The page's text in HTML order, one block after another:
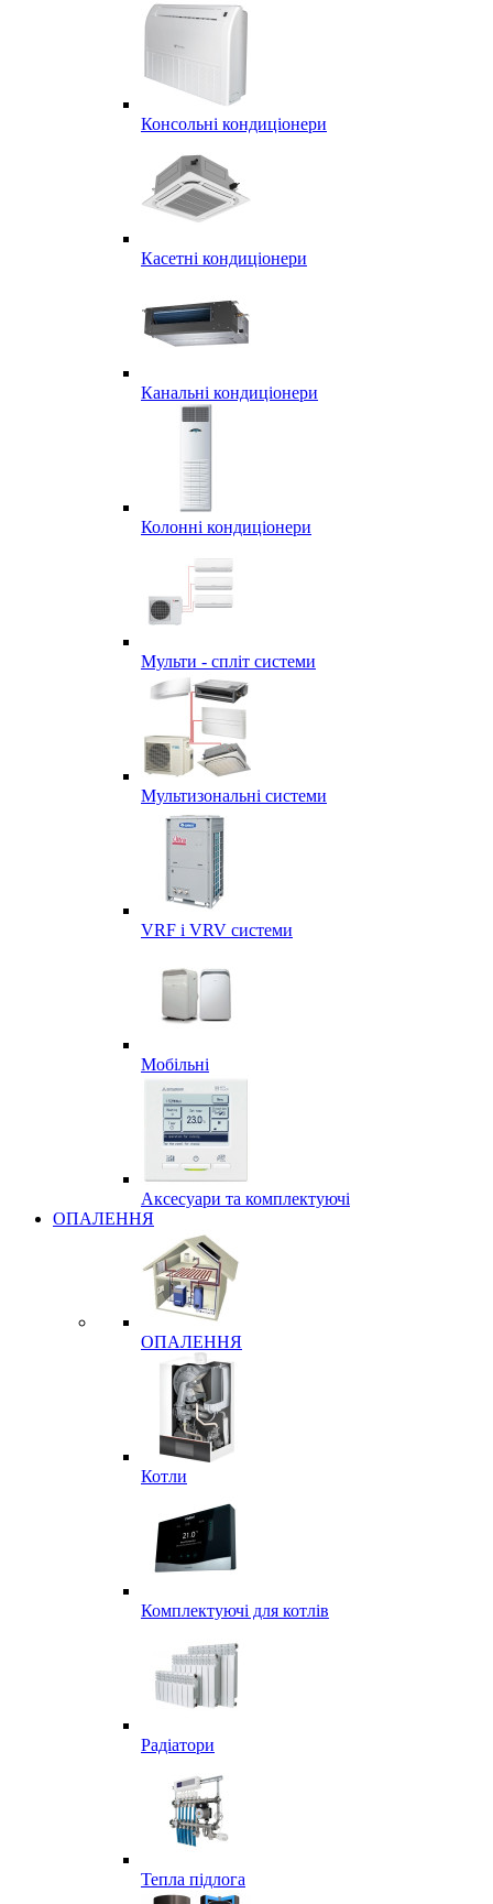
Консольні кондиціонери
Касетні кондиціонери
Канальні кондиціонери
Колонні кондиціонери
Мульти - спліт системи
Мультизональні системи
VRF і VRV системи
Мобільні
Аксесуари та комплектуючі
ОПАЛЕННЯ
ОПАЛЕННЯ
Котли
Комплектуючі для котлів
Радіатори
Тепла підлога